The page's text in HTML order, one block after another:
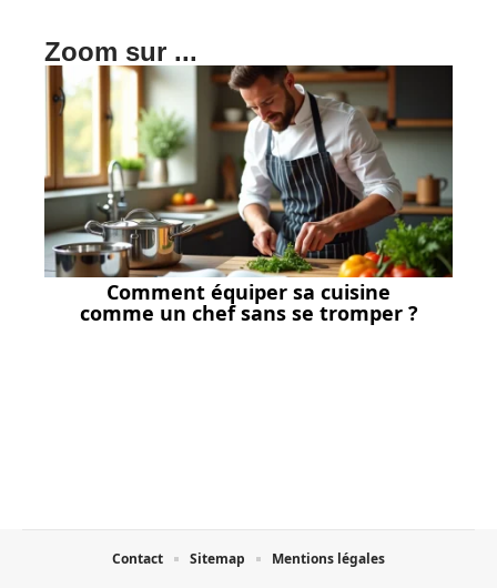
Zoom sur ...
Comment équiper sa cuisine
comme un chef sans se tromper ?
Contact Sitemap Mentions légales